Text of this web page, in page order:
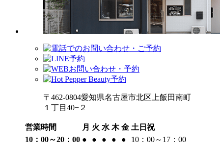
〒462-0804愛知県名古屋市北区上飯田南町
１丁目40−２
営業時間 月 火 水 木 金 土日祝
10：00～20：00 ● ● ● ● ● 10：00～17：00